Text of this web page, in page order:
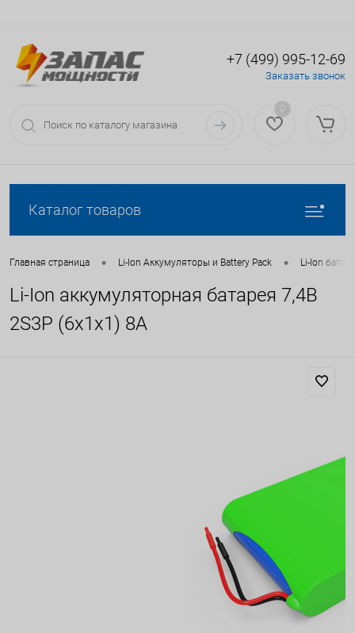
Вход Регистрация
+7 (499) 995-12-69
Заказать звонок
0
Каталог товаров
Главная страница • Li-Ion Аккумуляторы и Battery Pack • Li-Ion
Li-Ion аккумуляторная батарея 7,4В
2S3P (6x1x1) 8А